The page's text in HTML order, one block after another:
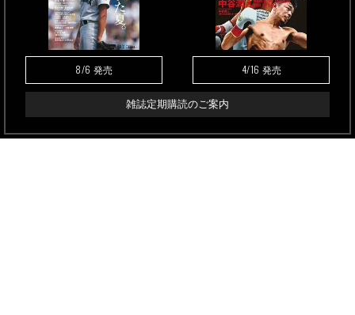
8/6 発売 4/16 発売
雑誌定期購読のご案内